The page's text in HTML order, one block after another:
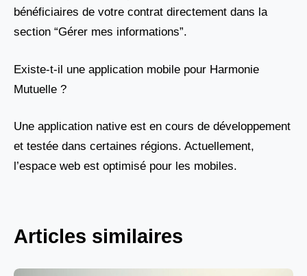
bénéficiaires de votre contrat directement dans la
section “Gérer mes informations”.
Existe-t-il une application mobile pour Harmonie
Mutuelle ?
Une application native est en cours de développement
et testée dans certaines régions. Actuellement,
l’espace web est optimisé pour les mobiles.
Articles similaires